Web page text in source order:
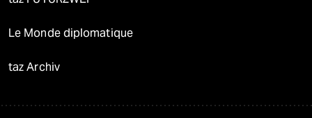
Le Monde diplomatique
taz Archiv